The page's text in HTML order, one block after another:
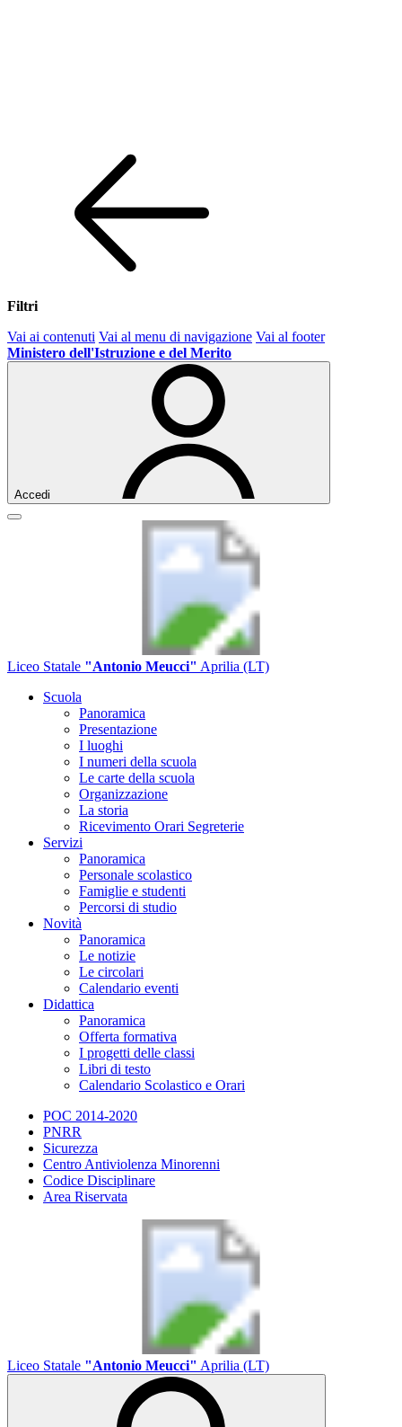
Filtri
Vai ai contenuti Vai al menu di navigazione Vai al footer
Ministero dell'Istruzione e del Merito
Accedi
Liceo Statale "Antonio Meucci" Aprilia (LT)
Scuola
Panoramica
Presentazione
I luoghi
I numeri della scuola
Le carte della scuola
Organizzazione
La storia
Ricevimento Orari Segreterie
Servizi
Panoramica
Personale scolastico
Famiglie e studenti
Percorsi di studio
Novità
Panoramica
Le notizie
Le circolari
Calendario eventi
Didattica
Panoramica
Offerta formativa
I progetti delle classi
Libri di testo
Calendario Scolastico e Orari
POC 2014-2020
PNRR
Sicurezza
Centro Antiviolenza Minorenni
Codice Disciplinare
Area Riservata
Liceo Statale "Antonio Meucci" Aprilia (LT)